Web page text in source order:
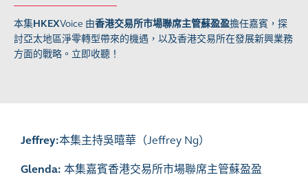
本集HKEXVoice 由香港交易所市場聯席主管蘇盈盈擔任嘉賓，探
討亞太地區淨零轉型帶來的機遇，以及香港交易所在發展新興業務
方面的戰略。立即收聽！
Jeffrey:本集主持吳暿華（Jeffrey Ng）
Glenda: 本集嘉賓香港交易所市場聯席主管蘇盈盈